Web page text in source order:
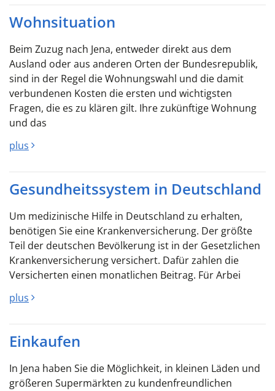
Wohnsituation
Beim Zuzug nach Jena, entweder direkt aus dem
Ausland oder aus anderen Orten der Bundesrepublik,
sind in der Regel die Wohnungswahl und die damit
verbundenen Kosten die ersten und wichtigsten
Fragen, die es zu klären gilt. Ihre zukünftige Wohnung
und das
plus
Gesundheitssystem in Deutschland
Um medizinische Hilfe in Deutschland zu erhalten,
benötigen Sie eine Krankenversicherung. Der größte
Teil der deutschen Bevölkerung ist in der Gesetzlichen
Krankenversicherung versichert. Dafür zahlen die
Versicherten einen monatlichen Beitrag. Für Arbei
plus
Einkaufen
In Jena haben Sie die Möglichkeit, in kleinen Läden und
größeren Supermärkten zu kundenfreundlichen